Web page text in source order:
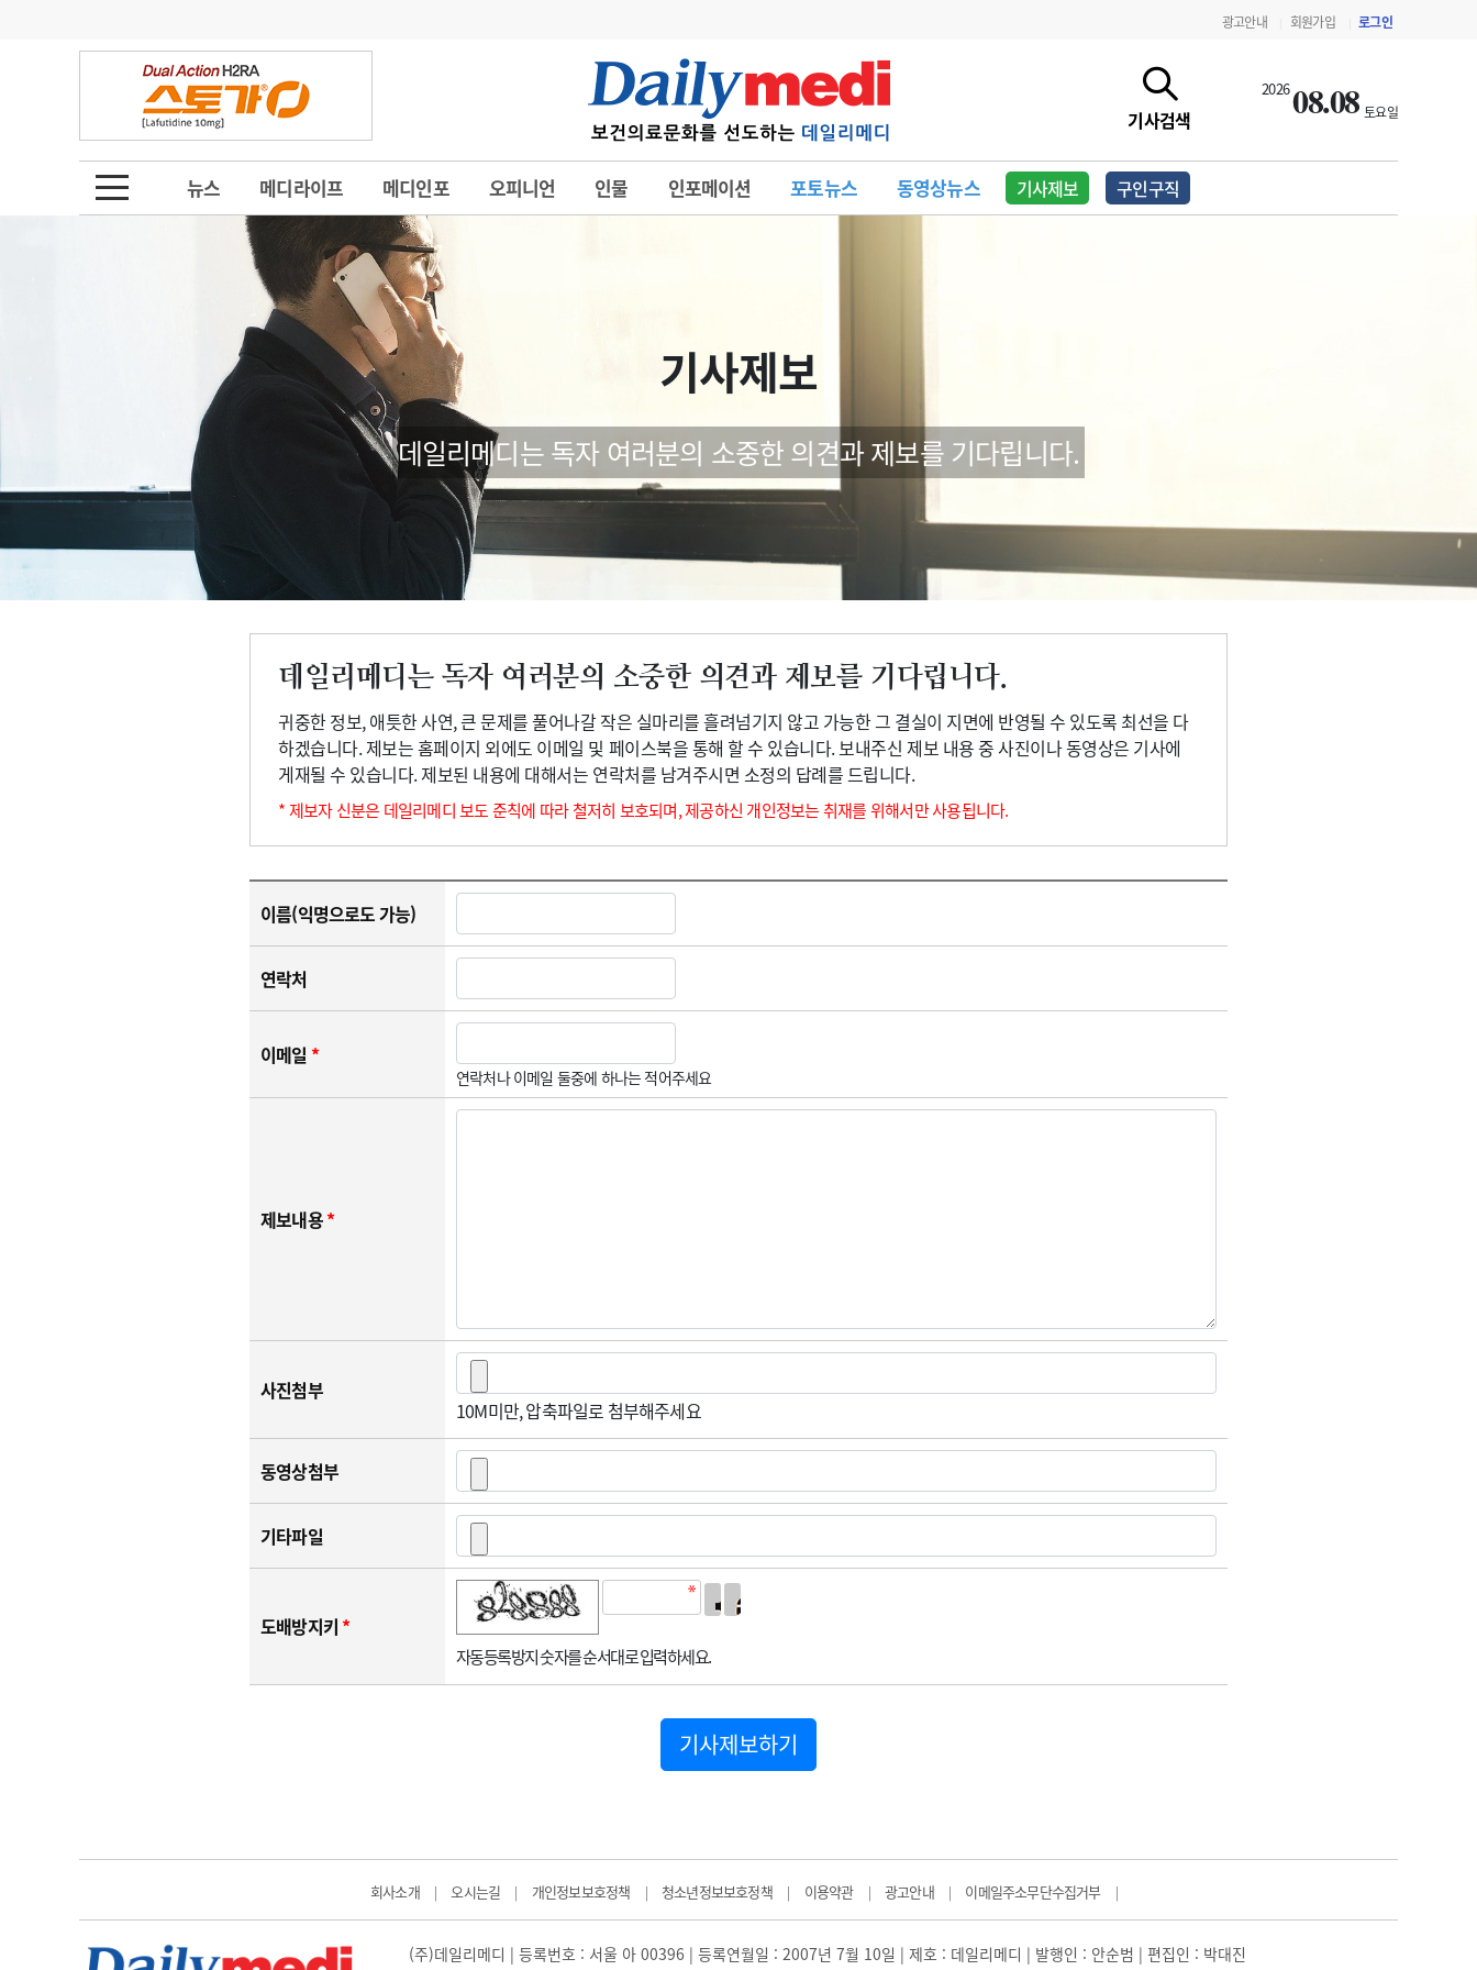
광고안내 회원가입 로그인
기사검색
202608.08 토요일
뉴스 메디라이프 메디인포 오피니언 인물 인포메이션 포토뉴스 동영상뉴스 기사제보 구인구직
금주의 검색어
1
의사인력 수급 추계
2
성분명 처방
3
AI의료
4
전공의 모집 결과
의사국시 합격률
6
관리급여 실시
의과대학 입시
10 약가인하
메디인포 사고
오피니언 칼럼 수첩
인물 초대석 피플
포토뉴스
지역병원 중소병원
행정처분 판례
학회·연수강좌 학회/연수강좌 행사
법적고지
기사제보
데일리메디는 독자 여러분의 소중한 의견과 제보를 기다립니다.
데일리메디는 독자 여러분의 소중한 의견과 제보를 기다립니다.
귀중한 정보, 애틋한 사연, 큰 문제를 풀어나갈 작은 실마리를 흘려넘기지 않고 가능한 그 결실이 지면에 반영될 수 있도록 최선을 다
하겠습니다. 제보는 홈페이지 외에도 이메일 및 페이스북을 통해 할 수 있습니다. 보내주신 제보 내용 중 사진이나 동영상은 기사에
게재될 수 있습니다. 제보된 내용에 대해서는 연락처를 남겨주시면 소정의 답례를 드립니다.
* 제보자 신분은 데일리메디 보도 준칙에 따라 철저히 보호되며, 제공하신 개인정보는 취재를 위해서만 사용됩니다.
이름(익명으로도 가능)
연락처
이메일 *
연락처나 이메일 둘중에 하나는 적어주세요
제보내용*
사진첨부
10M미만, 압축파일로 첨부해주세요
동영상첨부
기타파일
도배방지키 *
자동등록방지 숫자를 순서대로 입력하세요.
기사제보하기
회사소개 | 오시는길 | 개인정보보호정책 | 청소년정보보호정책 | 이용약관 | 광고안내 | 이메일주소무단수집거부 |
(주)데일리메디 | 등록번호 : 서울 아 00396 | 등록연월일 : 2007년 7월 10일 | 제호 : 데일리메디 | 발행인 : 안순범 | 편집인 : 박대진